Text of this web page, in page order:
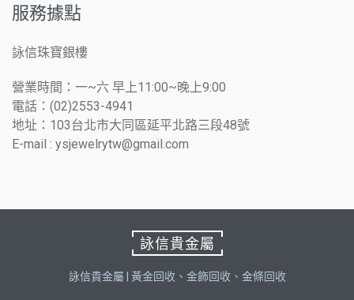
服務據點
詠信珠寶銀樓
營業時間：一~六 早上11:00~晚上9:00
電話：(02)2553-4941
地址：103台北市大同區延平北路三段48號
E-mail : ysjewelrytw@gmail.com
詠信貴金屬
詠信貴金屬 | 黃金回收、金飾回收、金條回收